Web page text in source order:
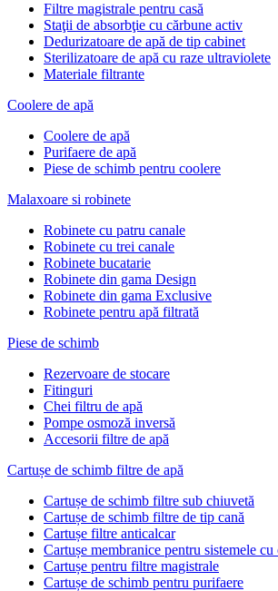
Filtre magistrale pentru casă
Staţii de absorbţie cu cărbune activ
Dedurizatoare de apă de tip cabinet
Sterilizatoare de apă cu raze ultraviolete
Materiale filtrante
Coolere de apă
Сoolere de apă
Purifaere de apă
Piese de schimb pentru coolere
Malaxoare si robinete
Robinete cu patru canale
Robinete cu trei canale
Robinete bucatarie
Robinete din gama Design
Robinete din gama Exclusive
Robinete pentru apă filtrată
Piese de schimb
Rezervoare de stocare
Fitinguri
Chei filtru de apă
Pompe osmoză inversă
Accesorii filtre de apă
Cartușe de schimb filtre de apă
Cartușe de schimb filtre sub chiuvetă
Cartușe de schimb filtre de tip cană
Cartușe filtre anticalcar
Cartușe membranice pentru sistemele cu
Cartușe pentru filtre magistrale
Cartușe de schimb pentru purifaere